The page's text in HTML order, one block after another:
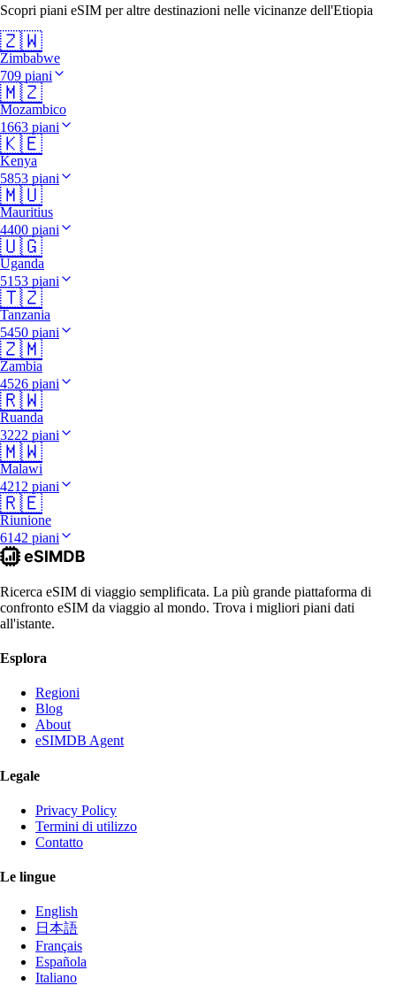
Scopri piani eSIM per altre destinazioni nelle vicinanze dell'Etiopia
🇿🇼
Zimbabwe
709 piani
🇲🇿
Mozambico
1663 piani
🇰🇪
Kenya
5853 piani
🇲🇺
Mauritius
4400 piani
🇺🇬
Uganda
5153 piani
🇹🇿
Tanzania
5450 piani
🇿🇲
Zambia
4526 piani
🇷🇼
Ruanda
3222 piani
🇲🇼
Malawi
4212 piani
🇷🇪
Riunione
6142 piani
Ricerca eSIM di viaggio semplificata. La più grande piattaforma di
confronto eSIM da viaggio al mondo. Trova i migliori piani dati
all'istante.
Esplora
Regioni
Blog
About
eSIMDB Agent
Legale
Privacy Policy
Termini di utilizzo
Contatto
Le lingue
English
日本語
Français
Española
Italiano